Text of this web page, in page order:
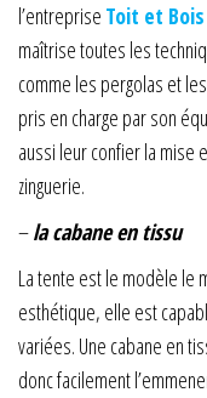
l’entreprise Toit et
maîtrise toutes les
comme les pergolas et
pris en charge par son
aussi leur confier la mise
zinguerie.
–la cabane en tissu
La tente est le modèle le
esthétique, elle est
variées. Une cabane en
donc facilement